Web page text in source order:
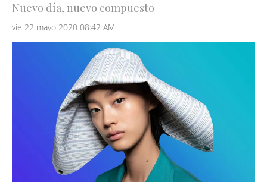
Nuevo día, nuevo compuesto
vie 22 mayo 2020 08:42 AM